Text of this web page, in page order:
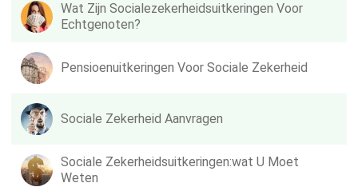
Wat Zijn Socialezekerheidsuitkeringen Voor
Echtgenoten?
Pensioenuitkeringen Voor Sociale Zekerheid
Sociale Zekerheid Aanvragen
Sociale Zekerheidsuitkeringen:wat U Moet
Weten